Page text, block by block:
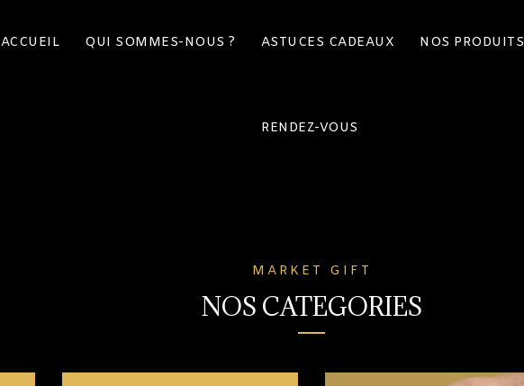
ACCUEIL QUI SOMMES-NOUS ? ASTUCES CADEAUX NOS PRODUITS
RENDEZ-VOUS
MARKET GIFT
NOS CATEGORIES